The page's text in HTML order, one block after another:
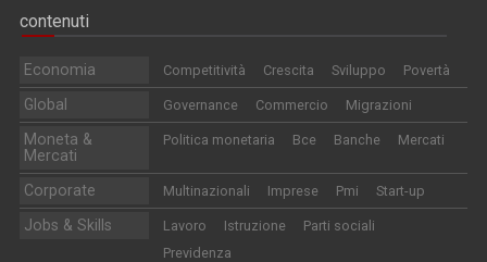
contenuti
Economia Competitività Crescita Sviluppo Povertà
Global Governance Commercio Migrazioni
Moneta &
Mercati
Politica monetaria Bce Banche Mercati
Corporate Multinazionali Imprese Pmi Start-up
Jobs & Skills Lavoro Istruzione
Parti sociali
Previdenza